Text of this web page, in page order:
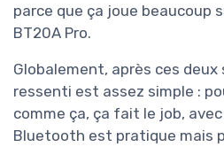
parce que ça joue beaucoup
BT20A Pro.
Globalement, après ces deux
ressenti est assez simple :
comme ça, ça fait le job,
Bluetooth est pratique mais